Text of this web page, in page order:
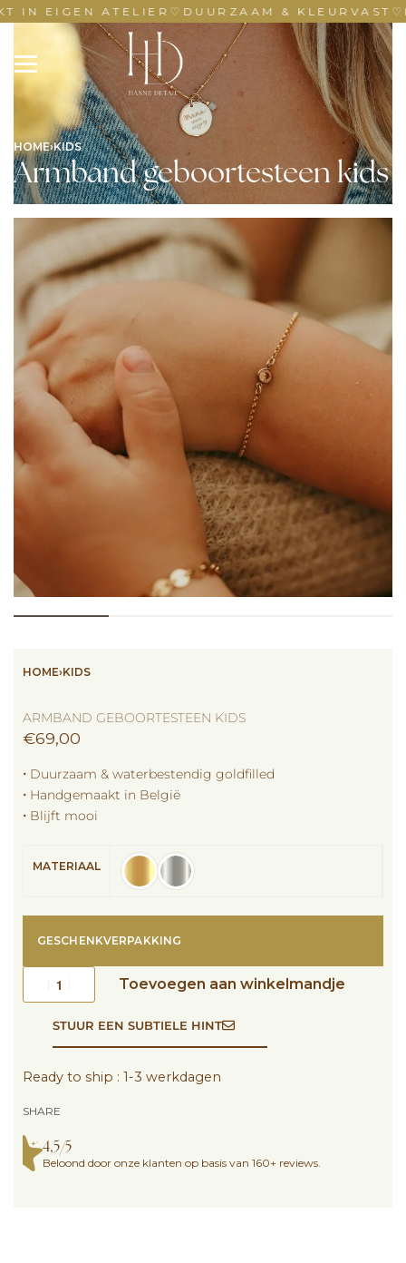
IN EIGEN ATELIER♡ DUURZAAM & KLEURVAST♡
HOME›KIDS
Armband geboortesteen kids
HOME›KIDS
ARMBAND GEBOORTESTEEN KIDS
€69,00
🞘 Duurzaam & waterbestendig goldfilled
🞘 Handgemaakt in België
🞘 Blijft mooi
MATERIAAL
GESCHENKVERPAKKING
Toevoegen aan winkelmandje
STUUR EEN SUBTIELE HINT
Ready to ship : 1-3 werkdagen
SHARE
4,5/5
Beloond door onze klanten op basis van 160+ reviews.